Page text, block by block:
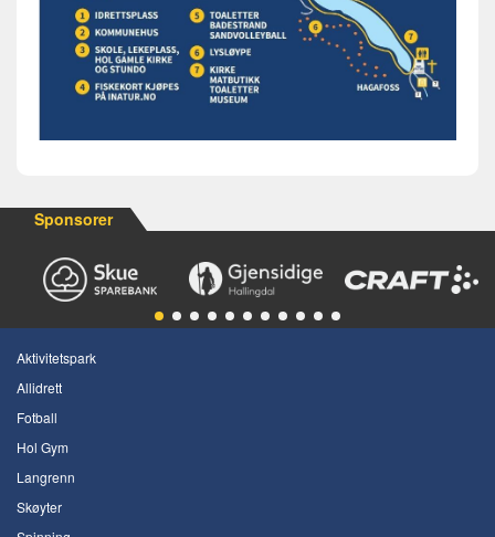
Sponsorer
Aktivitetspark
Allidrett
Fotball
Hol Gym
Langrenn
Skøyter